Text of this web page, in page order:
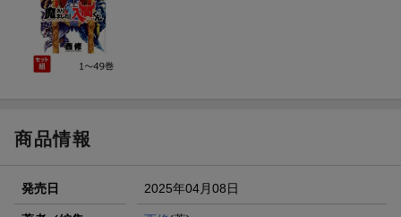
商品情報
発売日 2025年04月08日